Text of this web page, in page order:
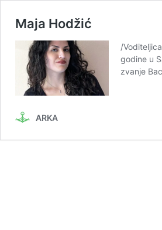
Maja Hodžić
/
godine u
zvanje
ARKA